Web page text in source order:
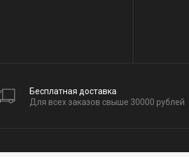
Бесплатная доставка
Для всех заказов свыше 30000 рублей